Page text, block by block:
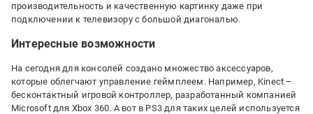
производительность и качественную картинку даже при
подключении к телевизору с большой диагональю.
Интересные возможности
На сегодня для консолей создано множество аксессуаров,
которые облегчают управление геймплеем. Например, Kinect –
бесконтактный игровой контроллер, разработанный компанией
Microsoft для Xbox 360. А вот в PS3 для таких целей используется